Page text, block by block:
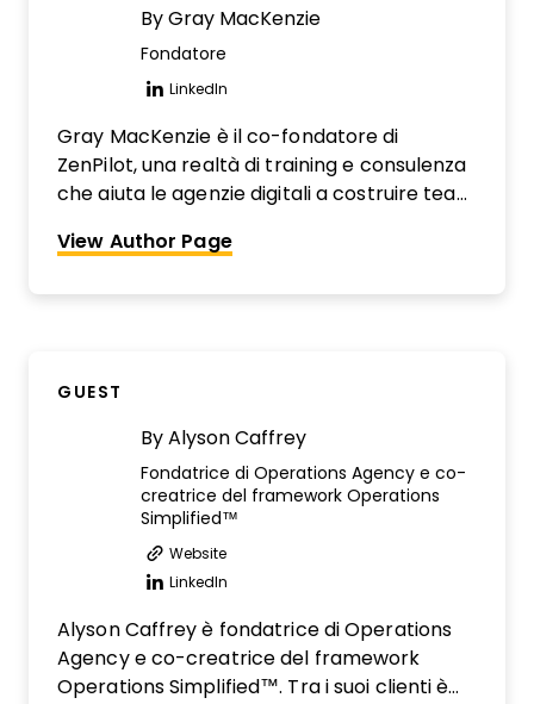
By Gray MacKenzie
Fondatore
LinkedIn
Opens new window
Gray MacKenzie è il co-fondatore di
ZenPilot, una realtà di training e consulenza
che aiuta le agenzie digitali a costruire team
da vicino oltre 1800 agenzie digitali per
View Author Page
GUEST
By Alyson Caffrey
Fondatrice di Operations Agency e co-
creatrice del framework Operations
Simplified™
Website
Opens new window
LinkedIn
Opens new window
Alyson Caffrey è fondatrice di Operations
Agency e co-creatrice del framework
Operations Simplified™. Tra i suoi clienti è